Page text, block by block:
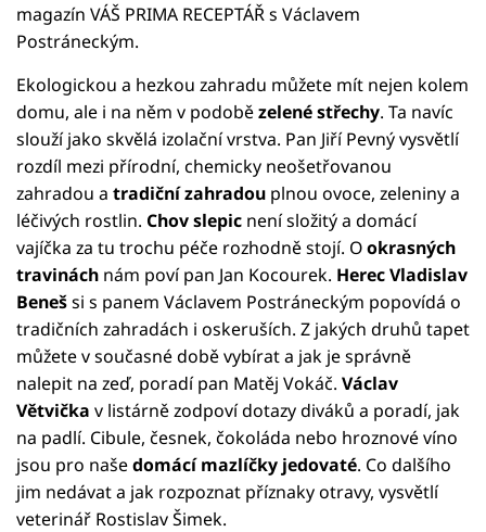
magazín VÁŠ PRIMA RECEPTÁŘ s Václavem
Postráneckým.
Ekologickou a hezkou zahradu můžete mít nejen kolem
domu, ale i na něm v podobězelené střechy. Ta navíc
slouží jako skvělá izolační vrstva. Pan Jiří Pevný vysvětlí
rozdíl mezi přírodní, chemicky neošetřovanou
zahradou a tradiční zahradou plnou ovoce, zeleniny a
léčivých rostlin. Chov slepic není složitý a domácí
vajíčka za tu trochu péče rozhodně stojí. Ookrasných
travinách nám poví pan Jan Kocourek. Herec Vladislav
Benešsi s panem Václavem Postráneckým popovídá o
tradičních zahradách i oskeruších. Z jakých druhů tapet
můžete v současné době vybírat a jak je správně
nalepit na zeď, poradí pan Matěj Vokáč. Václav
Větvička v listárně zodpoví dotazy diváků a poradí, jak
na padlí. Cibule, česnek, čokoláda nebo hroznové víno
jsou pro našedomácí mazlíčky jedovaté. Co dalšího
jim nedávat a jak rozpoznat příznaky otravy, vysvětlí
veterinář Rostislav Šimek.